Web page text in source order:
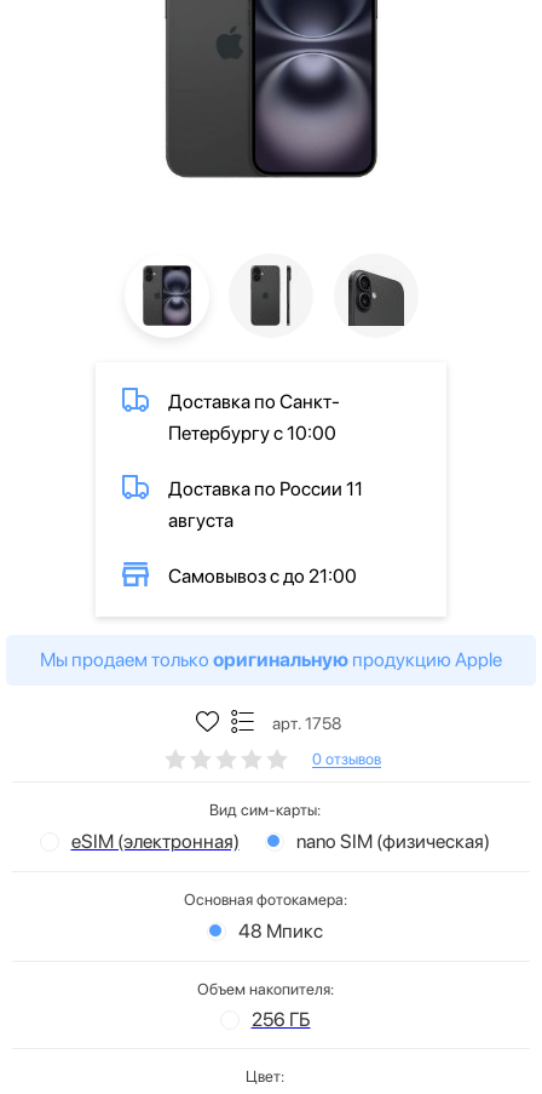
Доставка по Санкт-
Петербургу с 10:00
Доставка по России 11
августа
Самовывоз с до 21:00
Мы продаем только оригинальную продукцию Apple
арт. 1758
0 отзывов
Вид сим-карты:
eSIM (электронная) nano SIM (физическая)
Основная фотокамера:
48 Мпикс
Объем накопителя:
256 ГБ
Цвет: